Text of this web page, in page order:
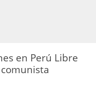
en Perú Libre